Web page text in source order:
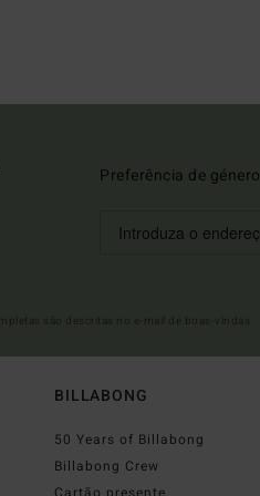
Preferência de género
BILLABONG
50 Years of Billabong
Billabong Crew